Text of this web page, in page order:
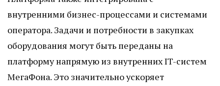
внутренними бизнес-процессами и системами
оператора. Задачи и потребности в закупках
оборудования могут быть переданы на
платформу напрямую из внутренних IT-систем
МегаФона. Это значительно ускоряет